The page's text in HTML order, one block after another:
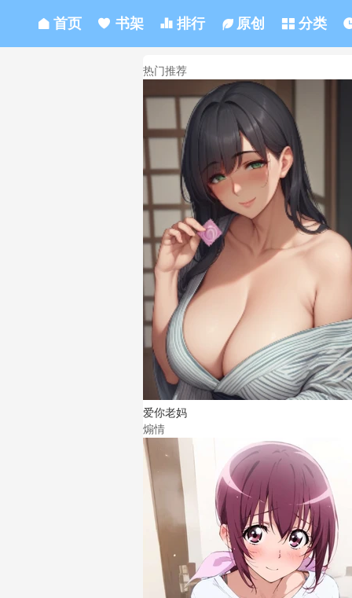
首页 书架 排行 原创 分类
热门推荐
爱你老妈
煽情